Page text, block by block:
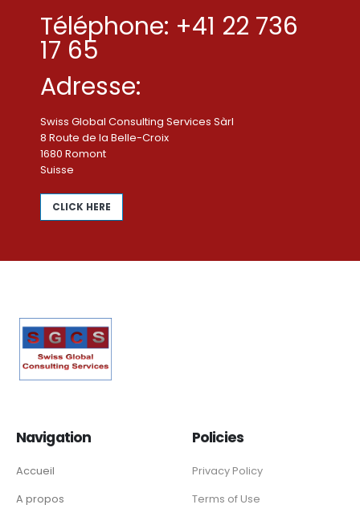
Téléphone: +41 22 736
17 65
Adresse:
Swiss Global Consulting Services Sàrl
8 Route de la Belle-Croix
1680 Romont
Suisse
CLICK HERE
Navigation
Accueil
A propos
Policies
Privacy Policy
Terms of Use